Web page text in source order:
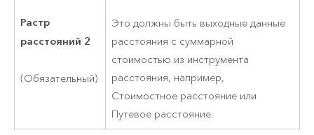
Растр
расстояний 2
(Обязательный)
Это должны быть выходные данные
расстояния с суммарной
стоимостью из инструмента
расстояния, например,
Стоимостное расстояние или
Путевое расстояние.